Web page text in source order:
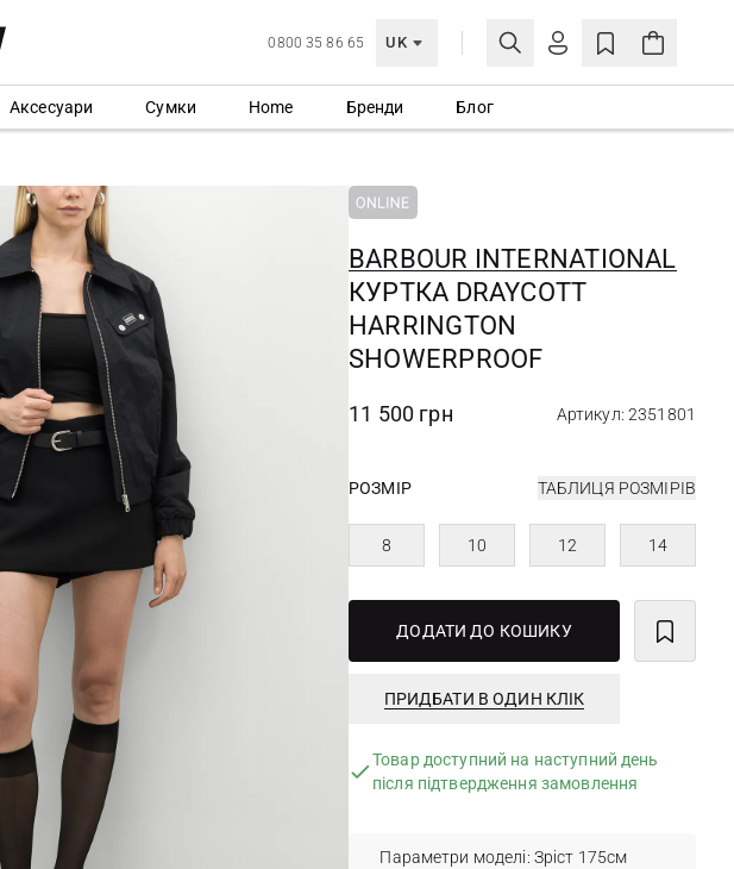
0800 35 86 65 UK
МОЯ ОБЛІКІВКА
СТВОРИТИ ОБЛІКІВКУ
Аксесуари Сумки Home Бренди Блог
BARBOUR INTERNATIONAL
КУРТКА DRAYCOTT
HARRINGTON
SHOWERPROOF
11 500 грн Артикул: 2351801
РОЗМІР ТАБЛИЦЯ РОЗМІРІВ
8 10 12 14
ДОДАТИ ДО КОШИКУ
ПРИДБАТИ В ОДИН КЛІК
Товар доступний на наступний день
після підтвердження замовлення
Параметри моделі: Зріст 175см